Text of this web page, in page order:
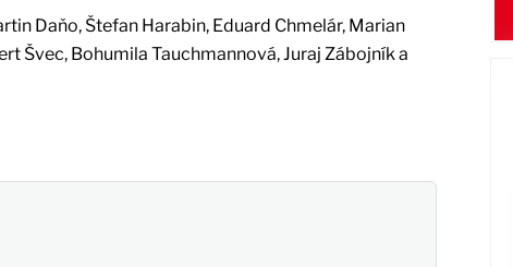
Daňo, Štefan Harabin, Eduard Chmelár, Marian
Švec, Bohumila Tauchmannová, Juraj Zábojník a